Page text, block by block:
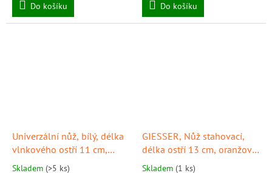
Do košíku Do košíku
Univerzální nůž, bílý, délka
vlnkového ostří 11 cm,
GIESSER
Skladem (>5 ks)
GIESSER, Nůž stahovací,
délka ostří 13 cm, oranžový
, provedení "Wild Line"
Skladem (1 ks)